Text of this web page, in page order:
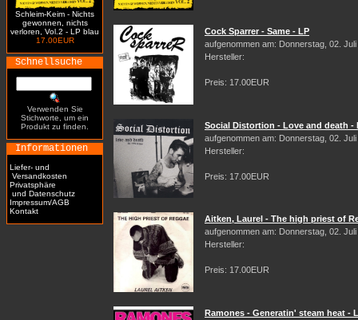
Schleim-Keim - Nichts
gewonnen, nichts
verloren, Vol.2 - LP blau
17.00EUR
Schnellsuche
Verwenden Sie
Stichworte, um ein
Produkt zu finden.
Informationen
Liefer- und
Versandkosten
Privatsphäre
und Datenschutz
Impressum/AGB
Kontakt
Cock Sparrer - Same - LP
aufgenommen am: Donnerstag, 02. Juli
Hersteller:
Preis: 17.00EUR
Social Distortion - Love and death -
aufgenommen am: Donnerstag, 02. Juli
Hersteller:
Preis: 17.00EUR
Aitken, Laurel - The high priest of
aufgenommen am: Donnerstag, 02. Juli
Hersteller:
Preis: 17.00EUR
Ramones - Generatin' steam heat -